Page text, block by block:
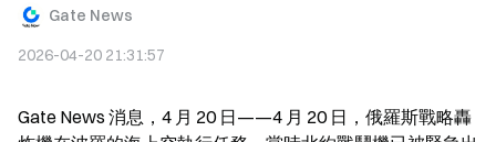
Gate News
2026-04-20 21:31:57
Gate News 消息，4 月 20 日——4 月 20 日，俄羅斯戰略轟